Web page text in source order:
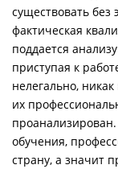
существовать без
фактическая
поддается
приступая к
нелегально,
их
проанализирован.
обучения,
страну, а значит